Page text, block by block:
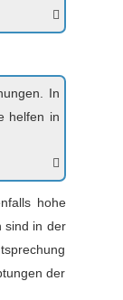
In
helfen in
hohe
sind in der
der